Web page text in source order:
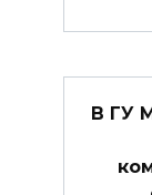
В ГУ